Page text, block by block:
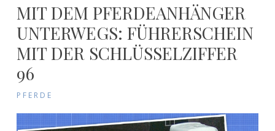
MIT DEM PFERDEANHÄNGER
UNTERWEGS: FÜHRERSCHEIN
MIT DER SCHLÜSSELZIFFER
96
PFERDE